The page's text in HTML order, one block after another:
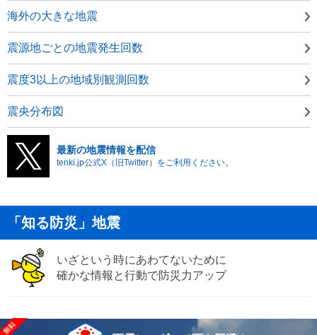
海外の大きな地震
震源地ごとの地震発生回数
震度3以上の地域別観測回数
震央分布図
最新の地震情報を配信
tenki.jp公式X（旧Twitter）をご利用ください。
「知る防災」地震
いざという時にあわてないために
確かな情報と行動で防災力アップ